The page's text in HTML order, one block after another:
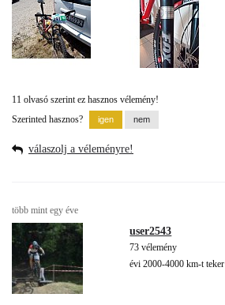
11 olvasó szerint ez hasznos vélemény!
Szerinted hasznos?
válaszolj a véleményre!
több mint egy éve
user2543
73 vélemény
évi 2000-4000 km-t teker